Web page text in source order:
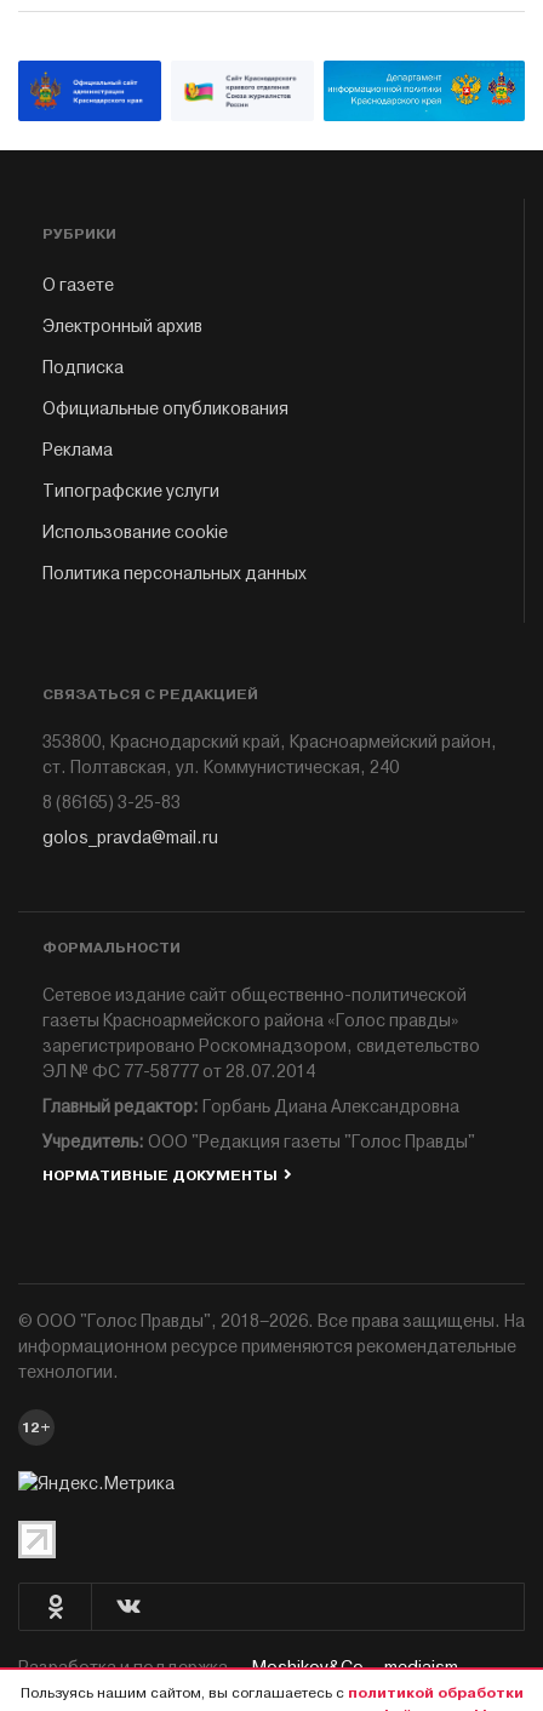
РУБРИКИ
О газете
Электронный архив
Подписка
Официальные опубликования
Реклама
Типографские услуги
Использование cookie
Политика персональных данных
СВЯЗАТЬСЯ С РЕДАКЦИЕЙ
353800, Краснодарский край, Красноармейский район,
ст. Полтавская, ул. Коммунистическая, 240
8 (86165) 3-25-83
golos_pravda@mail.ru
ФОРМАЛЬНОСТИ
Сетевое издание сайт общественно-политической
газеты Красноармейского района «Голос правды»
зарегистрировано Роскомнадзором, свидетельство
ЭЛ № ФС 77-58777 от 28.07.2014
Главный редактор: Горбань Диана Александровна
Учредитель: ООО "Редакция газеты "Голос Правды"
НОРМАТИВНЫЕ ДОКУМЕНТЫ
© ООО "Голос Правды", 2018–2026. Все права защищены. На
информационном ресурсе применяются рекомендательные
технологии.
12+
Разработка и поддержка —Moshikov&Co. - mediaism.
Пользуясь нашим сайтом, вы соглашаетесь с политикой обработки